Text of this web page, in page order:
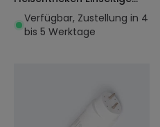
Einspeisung 18W 120 lm/W
(Pack 30 Einheiten)
Verfügbar, Zustellung in 4
bis 5 Werktage